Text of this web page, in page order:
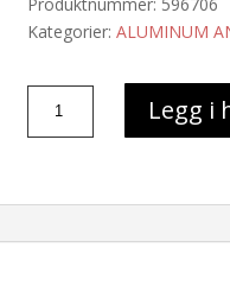
Kategorier: ALUMINUM
FPT
BUNG
Legg i